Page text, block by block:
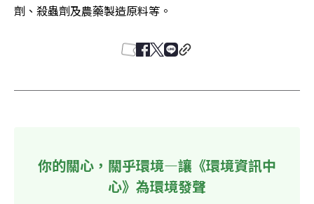
劑、殺蟲劑及農藥製造原料等。
你的關心，關乎環境—讓《環境資訊中
心》為環境發聲